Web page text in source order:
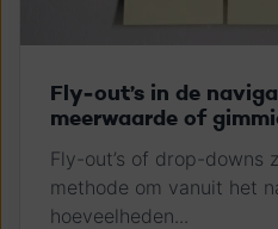
Fly-out’s in de
meerwaarde of
Fly-out’s of drop-downs
methode om vanuit het
hoeveelheden...